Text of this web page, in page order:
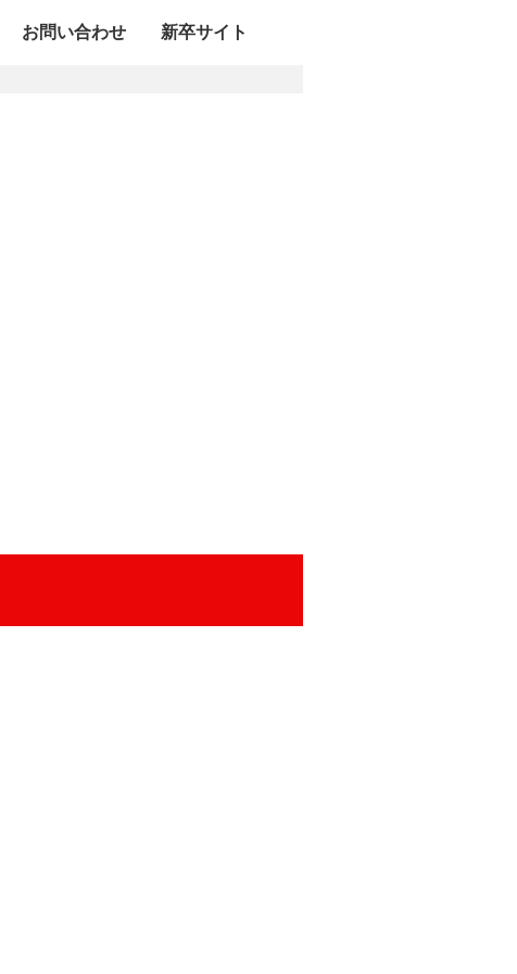
お問い合わせ 新卒サイト